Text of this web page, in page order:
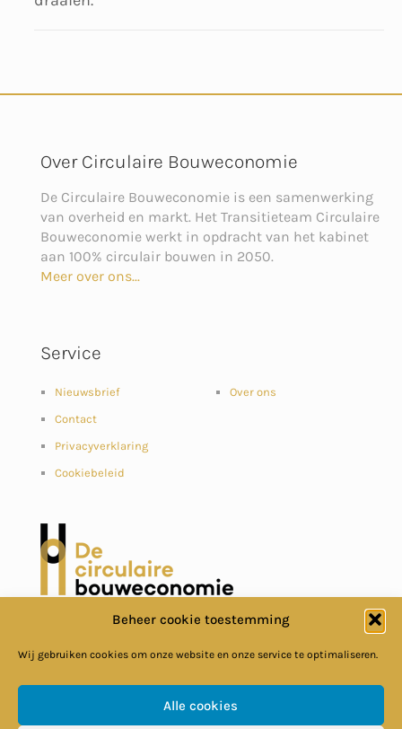
Beheer cookie toestemming
Wij gebruiken cookies om onze website en onze service te optimaliseren.
Alle cookies
Over Circulaire Bouweconomie
De Circulaire Bouweconomie is een samenwerking
van overheid en markt. Het Transitieteam Circulaire
Bouweconomie werkt in opdracht van het kabinet
aan 100% circulair bouwen in 2050.
Meer over ons...
Service
Nieuwsbrief
Contact
Privacyverklaring
Cookiebeleid
Over ons